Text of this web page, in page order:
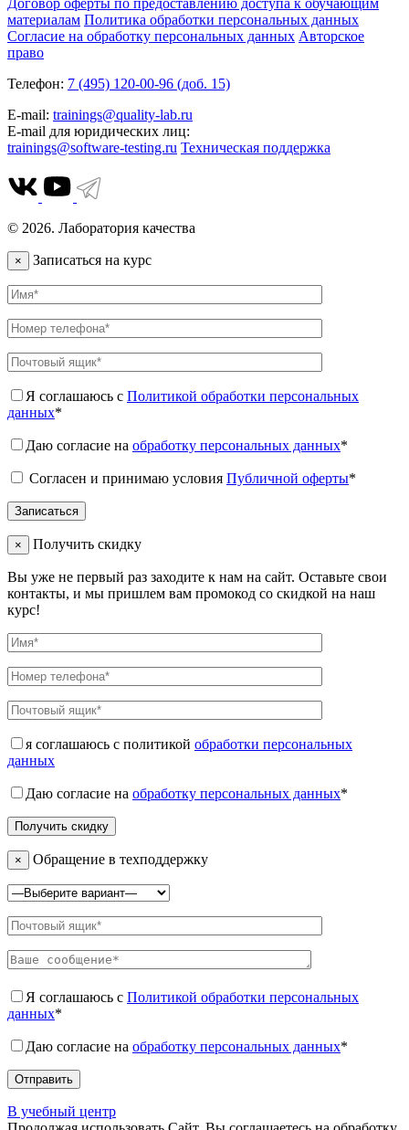
материалам Политика обработки персональных данных
Согласие на обработку персональных данных Авторское
право
Телефон: 7 (495) 120-00-96 (доб. 15)
E-mail: trainings@quality-lab.ru
E-mail для юридических лиц:
trainings@software-testing.ru Техническая поддержка
© 2026. Лаборатория качества
× Записаться на курс
Я соглашаюсь с Политикой обработки персональных
данных*
Даю согласие на обработку персональных данных*
Согласен и принимаю условия Публичной оферты*
× Получить скидку
Вы уже не первый раз заходите к нам на сайт. Оставьте свои
контакты, и мы пришлем вам промокод со скидкой на наш
курс!
я соглашаюсь с политикой обработки персональных
данных
Даю согласие на обработку персональных данных*
× Обращение в техподдержку
Я соглашаюсь с Политикой обработки персональных
данных*
Даю согласие на обработку персональных данных*
В учебный центр